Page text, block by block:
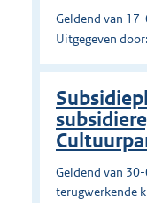
Geldend van
Uitgegeven
Geldend van
terugwerkende